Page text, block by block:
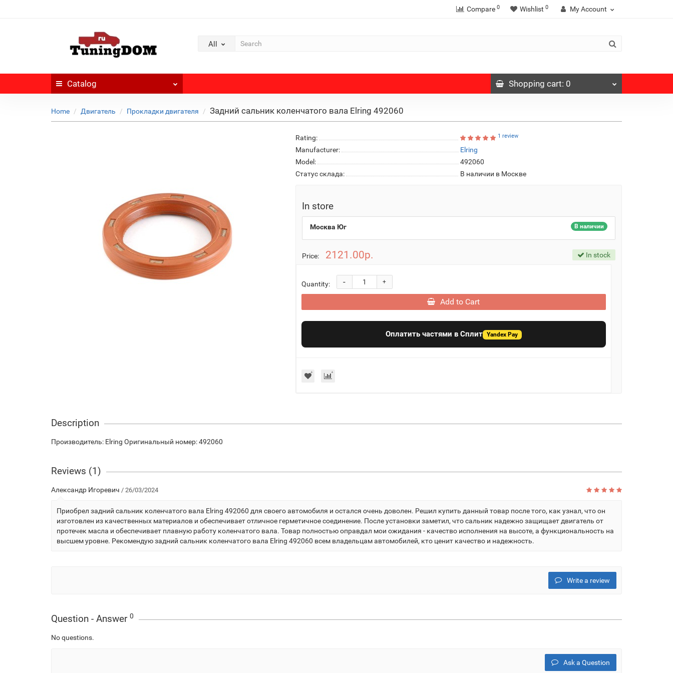
Compare 0 Wishlist 0 My Account
All
Catalog Shopping cart: 0
Home Двигатель Прокладки двигателя Задний сальник коленчатого вала Elring 492060
Rating: 1 review
Manufacturer:
Elring
Model:
492060
Статус склада:
В наличии в Москве
In store
Москва Юг В наличии
Price: 2121.00р. In stock
Quantity: +
-
Add to Cart
Оплатить частями в Сплит Yandex Pay
Description
Производитель: Elring Оригинальный номер: 492060
Reviews (1)
Александр Игоревич / 26/03/2024
Приобрел задний сальник коленчатого вала Elring 492060 для своего автомобиля и остался очень доволен. Решил купить данный товар после того, как узнал, что он
изготовлен из качественных материалов и обеспечивает отличное герметичное соединение. После установки заметил, что сальник надежно защищает двигатель от
протечек масла и обеспечивает плавную работу коленчатого вала. Товар полностью оправдал мои ожидания - качество исполнения на высоте, а функциональность на
высшем уровне. Рекомендую задний сальник коленчатого вала Elring 492060 всем владельцам автомобилей, кто ценит качество и надежность.
Write a review
Question - Answer 0
No questions.
Ask a Question